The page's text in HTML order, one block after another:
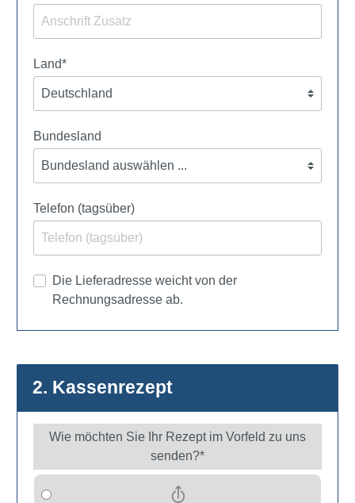
Land*
Bundesland
Telefon (tagsüber)
Die Lieferadresse weicht von der
Rechnungsadresse ab.
2. Kassenrezept
Wie möchten Sie Ihr Rezept im Vorfeld zu uns
senden?*